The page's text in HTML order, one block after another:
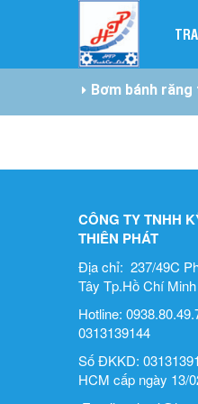
Bơm bánh
CÔNG TY TNHH
THIÊN PHÁT
Địa chỉ: 237/49C
Tây Tp.Hồ Chí Minh
Hotline:
0313139144
Số ĐKKD:
HCM cấp ngày 13/